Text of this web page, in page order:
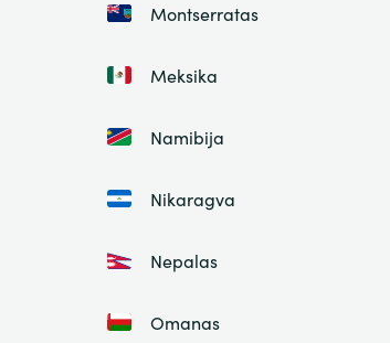
Montserratas
Meksika
Namibija
Nikaragva
Nepalas
Omanas